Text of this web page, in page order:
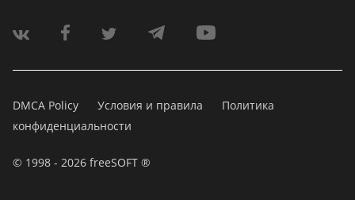
DMCA Policy Условия и правила
Политика
конфиденциальности
© 1998 - 2026 freeSOFT ®